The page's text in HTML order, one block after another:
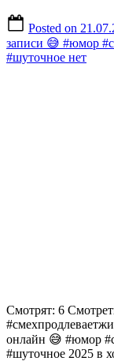
Posted on
записи 😅 #юмор
#шуточное нет
Смотрят: 6
онлайн 😅 #юмор
#шуточное 2025 в